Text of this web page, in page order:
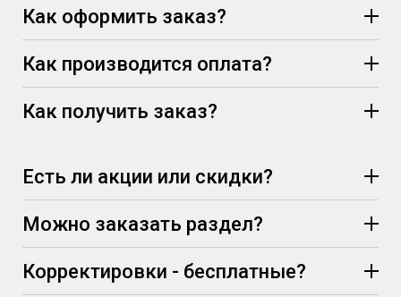
Как оформить заказ?
Как производится оплата?
Как получить заказ?
Есть ли акции или скидки?
Можно заказать раздел?
Корректировки - бесплатные?